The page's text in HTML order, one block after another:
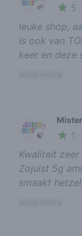
🌱 5
leuke shop,
is ook van
keer en deze
🍃 1
Kwaliteit
Zojuist 5g
smaakt